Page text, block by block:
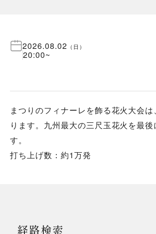
2026.08.02 （ 日 ）
20:00~
まつりのフィナーレを飾る花火大会
ります。九州最大の三尺玉花火を最後
す。
打ち上げ数：約1万発
経路検索